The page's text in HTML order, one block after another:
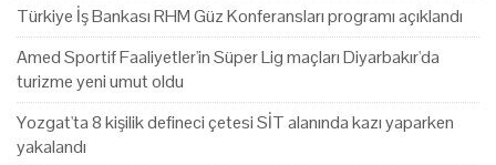
Türkiye İş Bankası RHM Güz Konferansları programı açıklandı
Amed Sportif Faaliyetler'in Süper Lig maçları Diyarbakır'da
turizme yeni umut oldu
Yozgat'ta 8 kişilik defineci çetesi SİT alanında kazı yaparken
yakalandı